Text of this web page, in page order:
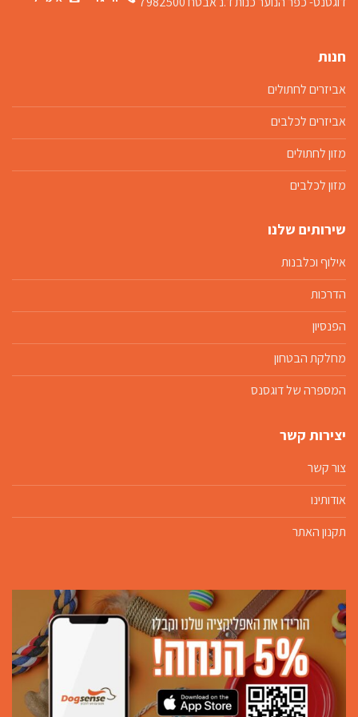
חנות
אביזרים לחתולים
אביזרים לכלבים
מזון לחתולים
מזון לכלבים
שירותים שלנו
אילוף וכלבנות
הדרכות
הפנסיון
מחלקת הבטחון
המספרה של דוגסנס
יצירות קשר
צור קשר
אודותינו
תקנון האתר